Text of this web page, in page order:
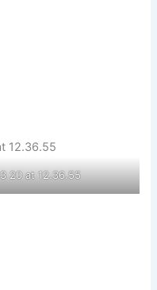
20 at 12.36.55